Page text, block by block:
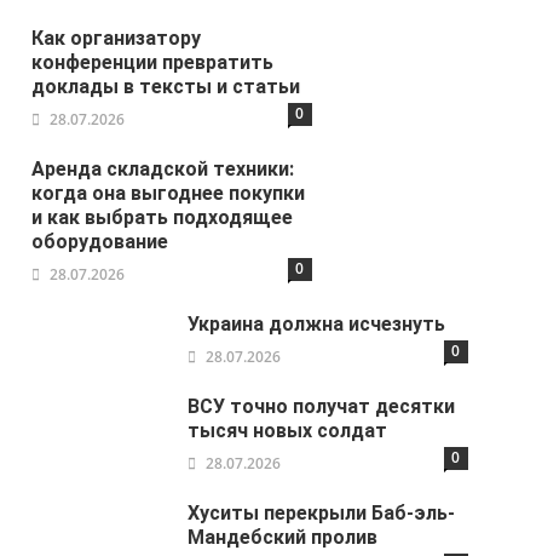
Как организатору
конференции превратить
доклады в тексты и статьи
28.07.2026 0
Аренда складской техники:
когда она выгоднее покупки
и как выбрать подходящее
оборудование
28.07.2026 0
Украина должна исчезнуть
28.07.2026 0
ВСУ точно получат десятки
тысяч новых солдат
28.07.2026 0
Хуситы перекрыли Баб-эль-
Мандебский пролив